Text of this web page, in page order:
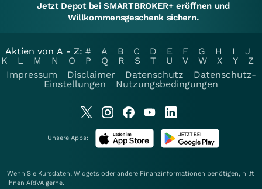
Jetzt Depot bei SMARTBROKER+ eröffnen und
Willkommensgeschenk sichern.
Aktien von A - Z: # A B C D E F G H I
J
K
L M N O P Q R S T U V W X Y
Z
Impressum
Disclaimer Datenschutz
Datenschutz-
Einstellungen
Nutzungsbedingungen
Unsere Apps:
Wenn Sie Kursdaten, Widgets oder andere Finanzinformationen benötigen, hilft
Ihnen ARIVA gerne.